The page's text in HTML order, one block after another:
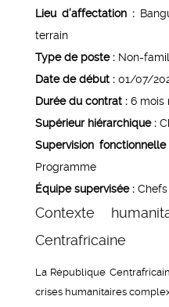
Lieu d’affectation :
terrain
Type de poste : Non-
Date de début : 01/07/
Durée du contrat : 6 mois
Supérieur hiérarchique :
Supervision fonctionnelle
Programme
Équipe supervisée :
Contexte
Centrafricaine
La République
crises humanitaires